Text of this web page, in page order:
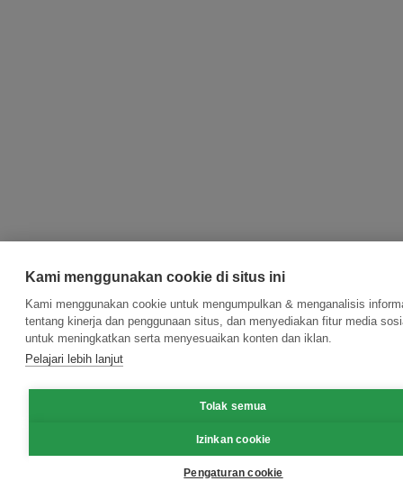
Kami menggunakan cookie di situs ini
Kami menggunakan cookie untuk mengumpulkan & menganalisis
tentang kinerja dan penggunaan situs, dan menyediakan fitur media
untuk meningkatkan serta menyesuaikan konten dan iklan.
Pelajari lebih lanjut
Tolak semua
Izinkan cookie
Pengaturan cookie